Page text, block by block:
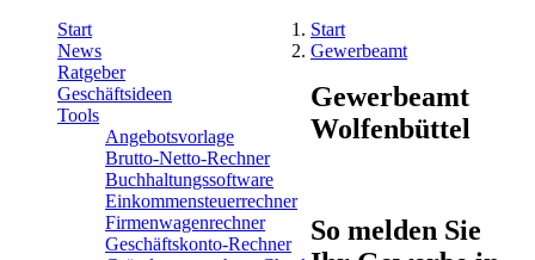
Start
News
Ratgeber
Geschäftsideen
Tools
Angebotsvorlage
Brutto-Netto-Rechner
Buchhaltungssoftware
Einkommensteuerrechner
Firmenwagenrechner
Geschäftskonto-Rechner
Start
Gewerbeamt
Gewerbeamt
Wolfenbüttel
So melden Sie